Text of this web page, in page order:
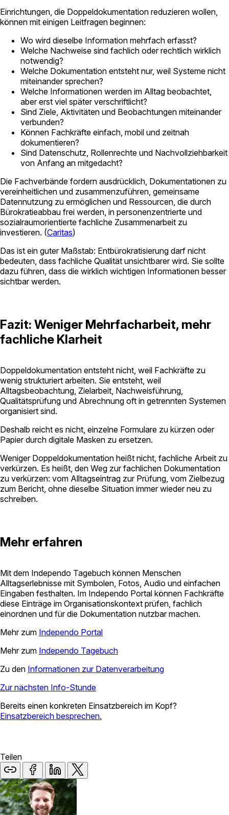
Einrichtungen, die Doppeldokumentation reduzieren wollen,
können mit einigen Leitfragen beginnen:
Wo wird dieselbe Information mehrfach erfasst?
Welche Nachweise sind fachlich oder rechtlich wirklich
notwendig?
Welche Dokumentation entsteht nur, weil Systeme nicht
miteinander sprechen?
Welche Informationen werden im Alltag beobachtet,
aber erst viel später verschriftlicht?
Sind Ziele, Aktivitäten und Beobachtungen miteinander
verbunden?
Können Fachkräfte einfach, mobil und zeitnah
dokumentieren?
Sind Datenschutz, Rollenrechte und Nachvollziehbarkeit
von Anfang an mitgedacht?
Die Fachverbände fordern ausdrücklich, Dokumentationen zu
vereinheitlichen und zusammenzuführen, gemeinsame
Datennutzung zu ermöglichen und Ressourcen, die durch
Bürokratieabbau frei werden, in personenzentrierte und
sozialraumorientierte fachliche Zusammenarbeit zu
investieren. (Caritas)
Das ist ein guter Maßstab: Entbürokratisierung darf nicht
bedeuten, dass fachliche Qualität unsichtbarer wird. Sie sollte
dazu führen, dass die wirklich wichtigen Informationen besser
sichtbar werden.
Fazit: Weniger Mehrfacharbeit, mehr
fachliche Klarheit
Doppeldokumentation entsteht nicht, weil Fachkräfte zu
wenig strukturiert arbeiten. Sie entsteht, weil
Alltagsbeobachtung, Zielarbeit, Nachweisführung,
Qualitätsprüfung und Abrechnung oft in getrennten Systemen
organisiert sind.
Deshalb reicht es nicht, einzelne Formulare zu kürzen oder
Papier durch digitale Masken zu ersetzen.
Weniger Doppeldokumentation heißt nicht, fachliche Arbeit zu
verkürzen. Es heißt, den Weg zur fachlichen Dokumentation
zu verkürzen: vom Alltagseintrag zur Prüfung, vom Zielbezug
zum Bericht, ohne dieselbe Situation immer wieder neu zu
schreiben.
Mehr erfahren
Mit dem Independo Tagebuch können Menschen
Alltagserlebnisse mit Symbolen, Fotos, Audio und einfachen
Eingaben festhalten. Im Independo Portal können Fachkräfte
diese Einträge im Organisationskontext prüfen, fachlich
einordnen und für die Dokumentation nutzbar machen.
Mehr zum Independo Portal
Mehr zum Independo Tagebuch
Zu den Informationen zur Datenverarbeitung
Zur nächsten Info-Stunde
Bereits einen konkreten Einsatzbereich im Kopf?
Einsatzbereich besprechen.
Teilen